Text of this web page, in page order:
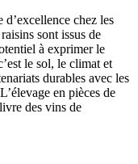
chez les
sont issus de
à exprimer le
le sol, le climat et
durables avec les
en pièces de
des vins de